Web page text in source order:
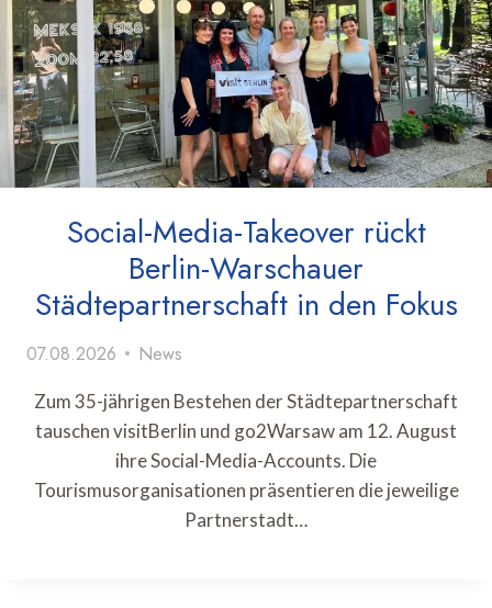
Social-Media-Takeover rückt
Berlin-Warschauer
Städtepartnerschaft in den Fokus
07.08.2026 News
Zum 35-jährigen Bestehen der Städtepartnerschaft
tauschen visitBerlin und go2Warsaw am 12. August
ihre Social-Media-Accounts. Die
Tourismusorganisationen präsentieren die jeweilige
Partnerstadt…